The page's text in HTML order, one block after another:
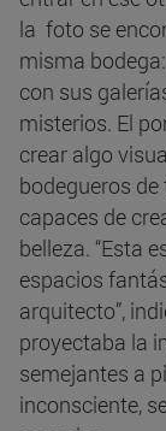
la foto se
misma
con sus
misterios. El
crear algo
bodegueros
capaces de
belleza. “Esta
espacios
arquitecto”,
proyectaba la
semejantes a
inconsciente,